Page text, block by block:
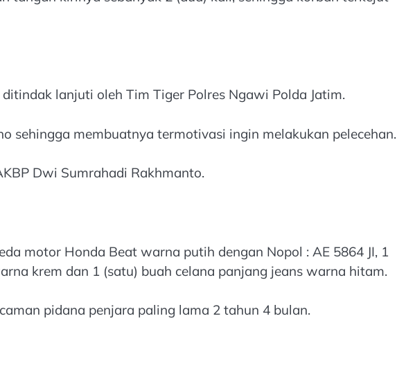
lanjuti oleh Tim Tiger Polres Ngawi Polda Jatim.
sehingga membuatnya termotivasi ingin melakukan pelecehan.
Dwi Sumrahadi Rakhmanto.
motor Honda Beat warna putih dengan Nopol : AE 5864 JI, 1
krem dan 1 (satu) buah celana panjang jeans warna hitam.
pidana penjara paling lama 2 tahun 4 bulan.